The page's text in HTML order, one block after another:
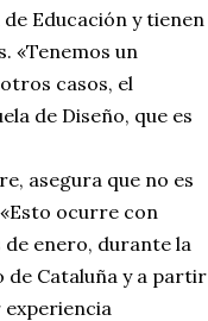
Educación y tienen
«Tenemos un
casos, el
de Diseño, que es
asegura que no es
ocurre con
de enero, durante la
de Cataluña y a partir